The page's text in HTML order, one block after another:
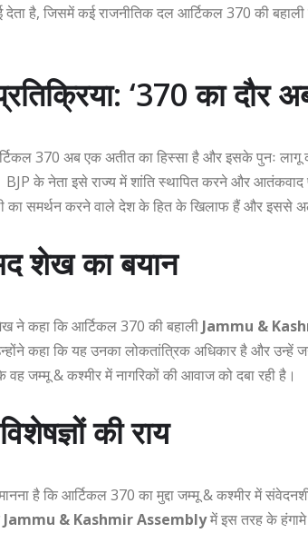
देता है, जिसमें कई राजनीतिक दल आर्टिकल 370 की
‘370 का दौर
370 अब एक अतीत का हिस्सा है और इसके पुनः लागू
BJP के नेता इसे राज्य में शांति स्थापित करने और
का समर्थन करने वाले देश के हित के खिलाफ हैं और इससे
शेख का बयान
ने कहा कि आर्टिकल 370 की बहाली Jammu &
कहा कि यह उनका लोकतांत्रिक अधिकार है और उन्हें
वह जम्मू & कश्मीर में नागरिकों की आवाज को दबा रही है।
की राय
मानना है कि आर्टिकल 370 का मुद्दा जम्मू & कश्मीर में
Jammu & Kashmir Assemblyमें इस तरह के हंगामे